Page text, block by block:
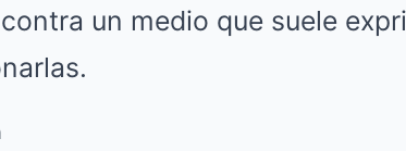
un medio que suele